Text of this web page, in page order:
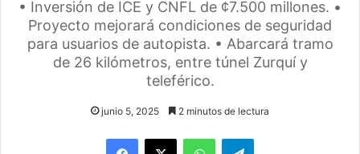
• Inversión de ICE y CNFL de ¢7.500 millones. •
Proyecto mejorará condiciones de seguridad
para usuarios de autopista. • Abarcará tramo
de 26 kilómetros, entre túnel Zurquí y
teleférico.
junio 5, 2025 2 minutos de lectura
WhatsAppTelegram